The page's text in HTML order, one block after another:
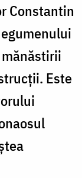
Constantin
Este